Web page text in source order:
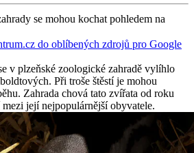
se mohou kochat pohledem na
do oblíbených zdrojů pro Google
v plzeňské zoologické zahradě vylíhlo
Při troše štěstí je mohou
Zahrada chová tato zvířata od roku
její nejpopulárnější obyvatele.